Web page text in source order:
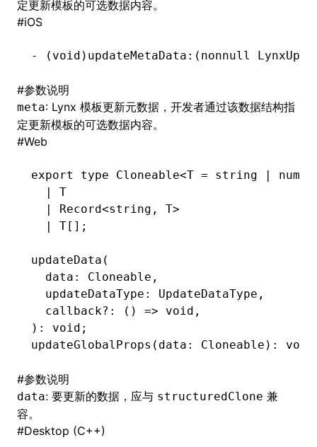
定更新模板的可选数据内容。
#iOS
- ( void )updateMetaData:(nonnull
#参数说明
meta: Lynx 模板更新元数据，开发者通过该数据结构指
定更新模板的可选数据内容。
#Web
export type Cloneable<T = string |
  |
T
  |
Record<string , T>
  |
T[];
updateData (
  data: Cloneable
,
  updateDataType: UpdateDataType
,
  callback
?: () => void ,
): void ;
updateGlobalProps (data: Cloneable): void
#参数说明
data: 要更新的数据，应与 structuredClone 兼
容。
#Desktop (C++)